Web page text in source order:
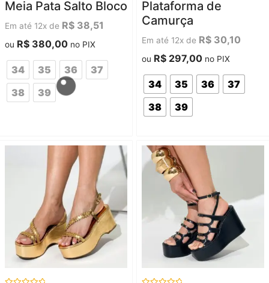
0
Meia Pata Salto Bloco
Em até 12x de R$ 38,51
ou R$ 380,00 no PIX
34 35 36
37
38
39
0
5
Plataforma de
Camurça
Em até 12x de R$ 30,10
ou R$ 297,00 no PIX
34 35 36
37
38
39